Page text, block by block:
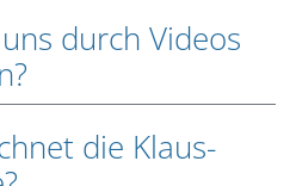
durch Videos
die Klaus-